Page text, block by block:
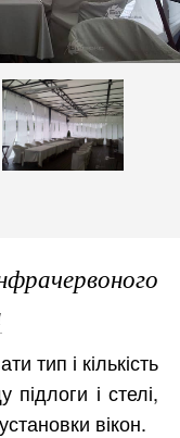
тип і кількість
підлоги і стелі,
вікон.